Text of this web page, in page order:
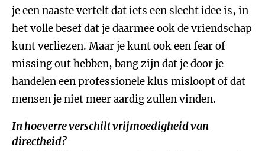
je een naaste vertelt dat iets een slecht idee is, in
het volle besef dat je daarmee ook de vriendschap
kunt verliezen. Maar je kunt ook een fear of
missing out hebben, bang zijn dat je door je
handelen een professionele klus misloopt of dat
mensen je niet meer aardig zullen vinden.
In hoeverre verschilt vrijmoedigheid van
directheid?